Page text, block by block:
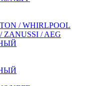
/ WHIRLPOOL
ZANUSSI / AEG